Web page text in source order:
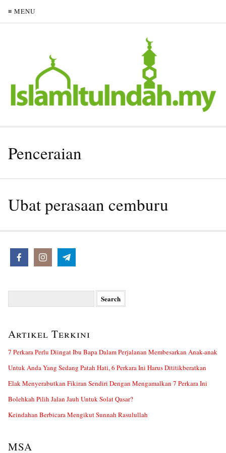
≡ MENU
Penceraian
Ubat perasaan cemburu
Artikel Terkini
7 Perkara Perlu Diingat Ibu Bapa Dalam Perjalanan Membesarkan Anak-anak
Untuk Anda Yang Sedang Patah Hati, 6 Perkara Ini Harus Dititikberatkan
Elak Menyerabutkan Fikiran Sendiri Dengan Mengamalkan 7 Perkara Ini
Bolehkah Pilih Jalan Jauh Untuk Solat Qasar?
Keindahan Berbicara Mengikut Sunnah Rasulullah
MSA